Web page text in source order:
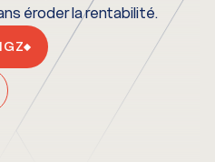
éroder la rentabilité.